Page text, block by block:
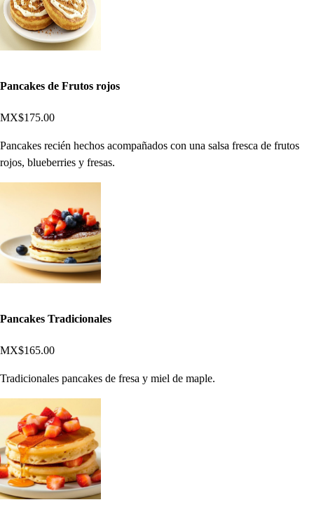
Pancakes de Frutos rojos
MX$175.00
Pancakes recién hechos acompañados con una salsa fresca de frutos
rojos, blueberries y fresas.
Pancakes Tradicionales
MX$165.00
Tradicionales pancakes de fresa y miel de maple.